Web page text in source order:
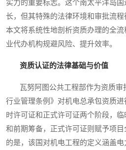
实力的重要标志。这个南太平洋岛
长，但其特殊的法律环境和审批流程
本文将系统性地剖析资质办理的全
业代办机构规避风险、提升效率。
资质认证的法律基础与价值
瓦努阿图公共工程部作为资质审
行业管理条例》对机电总承包资质
时许可证和正式许可证两个阶段，
和前期筹备，正式许可证则赋予项
的是，该国对机电工程的定义涵盖